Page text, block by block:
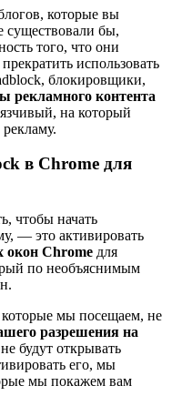
которые вы
существовали бы,
того, что они
использовать
блокировщики,
рекламного контента
на который
в Chrome для
чтобы начать
— это активировать
Chrome для
по необъяснимым
мы посещаем, не
разрешения на
будут открывать
его, мы
мы покажем вам